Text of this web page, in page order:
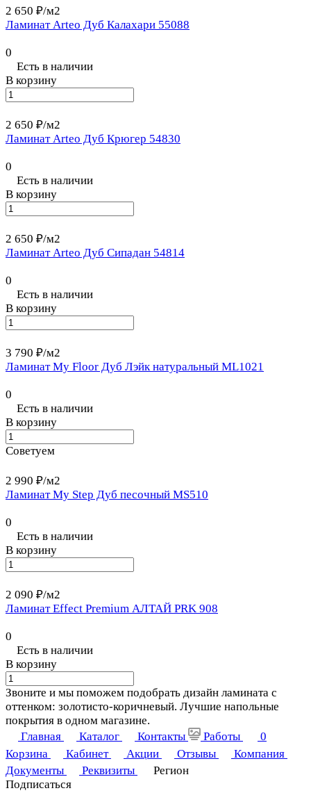
2 650 ₽/м2
Ламинат Arteo Дуб Калахари 55088
0
Есть в наличии
В корзину
2 650 ₽/м2
Ламинат Arteo Дуб Крюгер 54830
0
Есть в наличии
В корзину
2 650 ₽/м2
Ламинат Arteo Дуб Сипадан 54814
0
Есть в наличии
В корзину
3 790 ₽/м2
Ламинат My Floor Дуб Лэйк натуральный ML1021
0
Есть в наличии
В корзину
Советуем
2 990 ₽/м2
Ламинат My Step Дуб песочный MS510
0
Есть в наличии
В корзину
2 090 ₽/м2
Ламинат Effect Premium АЛТАЙ PRK 908
0
Есть в наличии
В корзину
Звоните и мы поможем подобрать дизайн ламината с
оттенком: золотисто-коричневый. Лучшие напольные
покрытия в одном магазине.
Главная
Каталог Контакты Работы
0
Корзина
Кабинет Акции Отзывы
Компания
Документы
Реквизиты
Регион
Подписаться